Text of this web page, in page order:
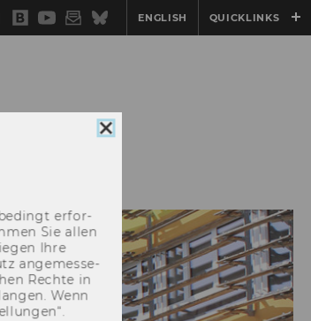
WU
Blog
YouTube
Newsletter
BlueskyENGLISH QUICKLINKS
Cookie
er­for­
Sie allen
Ihre
an­ge­mes­se­
Rech­te in
Wenn